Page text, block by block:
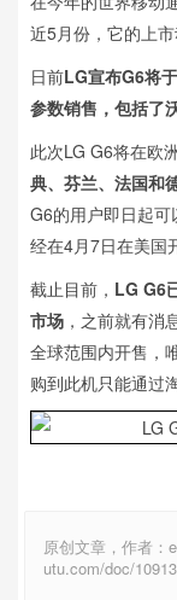
近5月份，它的上
日前LG宣布G6将
参数销售，包括了
此次LG G6将在欧
典、芬兰、法国和
G6的用户即日起
经在4月7日在美国
截止目前， LG G6
市场 ，之前就有消
全球范围内开售，
购到此机只能通过
原创文章，作者：
utu.com/doc/